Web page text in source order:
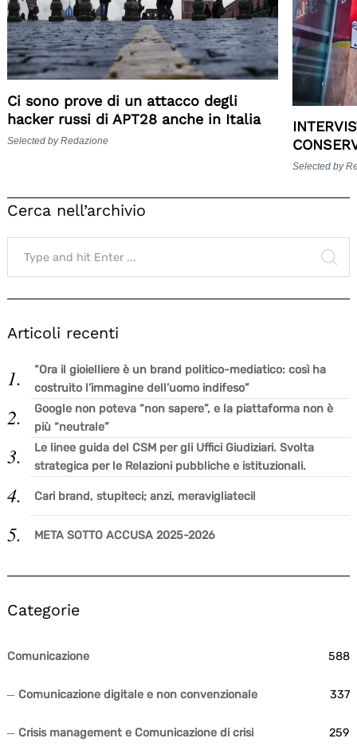
Ci sono prove di un attacco degli
hacker russi di APT28 anche in Italia
Selected by Redazione
Selected by
Cerca nell’archivio
Search
for:
Articoli recenti
“Ora il gioielliere è un brand politico-mediatico: così ha
costruito l’immagine dell’uomo indifeso”
Google non poteva “non sapere”, e la piattaforma non è
più “neutrale”
Le linee guida del CSM per gli Uffici Giudiziari. Svolta
strategica per le Relazioni pubbliche e istituzionali.
Cari brand, stupiteci; anzi, meravigliateci!
META SOTTO ACCUSA 2025-2026
Categorie
Comunicazione 588
Comunicazione digitale e non convenzionale 337
Crisis management e Comunicazione di crisi 259